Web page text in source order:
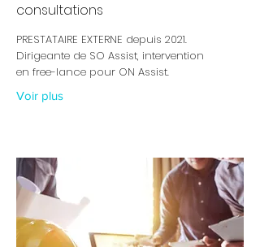
consultations
PRESTATAIRE EXTERNE depuis 2021.
Dirigeante de SO Assist, intervention
en free-lance pour ON Assist.
Voir plus